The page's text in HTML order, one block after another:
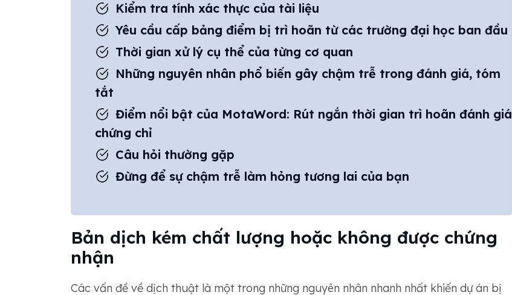
Kiểm tra tính xác thực của tài liệu
Yêu cầu cấp bảng điểm bị trì hoãn từ các trường đại học ban đầu
Thời gian xử lý cụ thể của từng cơ quan
Những nguyên nhân phổ biến gây chậm trễ trong đánh giá, tóm
tắt
Điểm nổi bật của MotaWord: Rút ngắn thời gian trì hoãn đánh giá
chứng chỉ
Câu hỏi thường gặp
Đừng để sự chậm trễ làm hỏng tương lai của bạn
Bản dịch kém chất lượng hoặc không được chứng
nhận
Các vấn đề về dịch thuật là một trong những nguyên nhân nhanh nhất khiến dự án bị